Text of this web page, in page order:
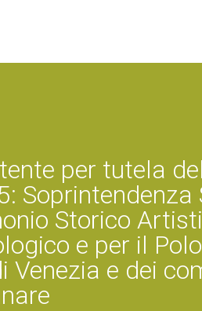
per tutela
Soprintendenza
Storico
e per il
Venezia e dei